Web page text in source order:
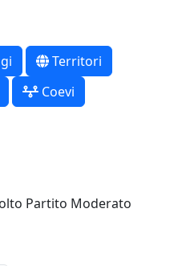
Territori
Coevi
Partito Moderato